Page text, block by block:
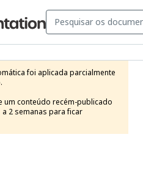
foi aplicada parcialmente
um conteúdo recém-publicado
2 semanas para ficar